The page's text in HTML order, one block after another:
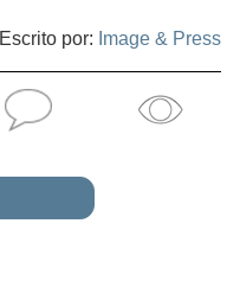
Escrito por: Image & Press